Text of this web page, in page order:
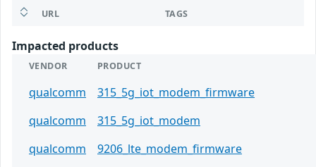
URL TAGS
Impacted products
VENDOR PRODUCT
qualcomm
315_5g_iot_modem_firmware
qualcomm
315_5g_iot_modem
qualcomm
9206_lte_modem_firmware